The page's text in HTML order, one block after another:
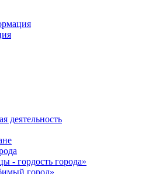
деятельность
- гордость города»
город»